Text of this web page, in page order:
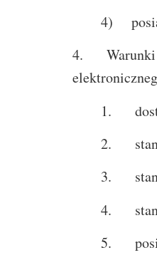
4)
4. Warunki
1.
2.
3.
4.
5.